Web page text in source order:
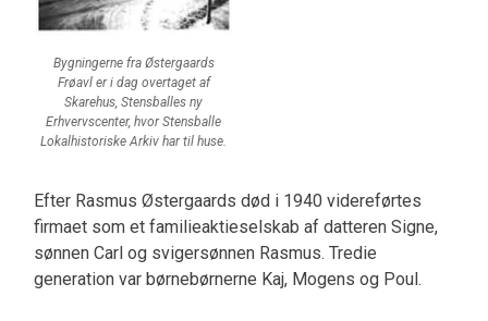
Bygningerne fra Østergaards
Frøavl er i dag overtaget af
Skarehus, Stensballes ny
Erhvervscenter, hvor Stensballe
Lokalhistoriske Arkiv har til huse.
Efter Rasmus Østergaards død i 1940 videreførtes
firmaet som et familieaktieselskab af datteren Signe,
sønnen Carl og svigersønnen Rasmus. Tredie
generation var børnebørnerne Kaj, Mogens og Poul.